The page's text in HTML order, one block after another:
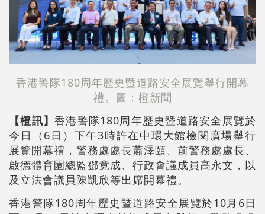
香港警隊180周年歷史暨道路安全展覽舉行開幕
禮。圖：橙新聞
【橙訊】 香港警隊180周年歷史暨道路安全展覽於
今日（6日）下午3時許在中環大館檢閱廣場舉行
展覽開幕禮，警務處處長蕭澤頤、前警務處處長、
啟德體育園總監鄧竟成、行政會議成員高永文，以
及立法會議員陳凱欣等出席開幕禮。
香港警隊180周年歷史暨道路安全展覽於10月6日